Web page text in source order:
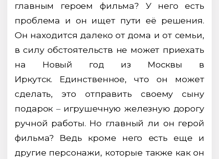
главным героем фильма? У него есть
проблема и он ищет пути её решения.
Он находится далеко от дома и от семьи,
в силу обстоятельств не может приехать
на Новый год из Москвы в
Иркутск. Единственное, что он может
сделать, это отправить своему сыну
подарок –игрушечную железную дорогу
ручной работы. Но главный ли он герой
фильма? Ведь кроме него есть еще и
другие персонажи, которые также как он